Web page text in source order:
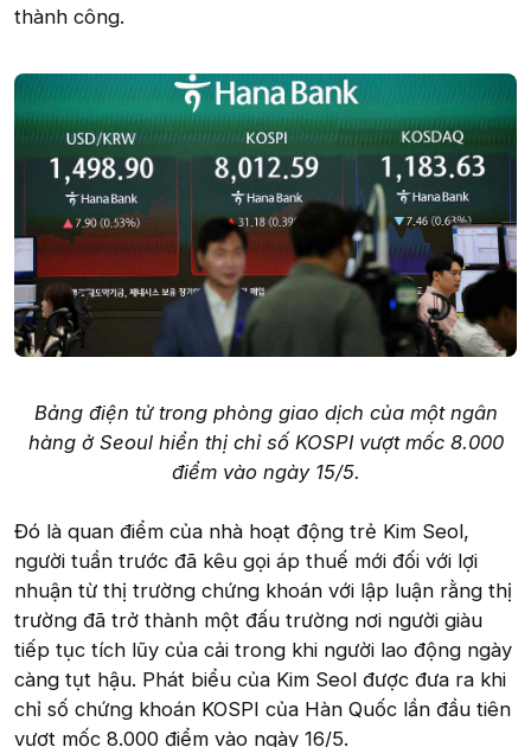
thành công.
Bảng điện tử trong phòng giao dịch của một ngân
hàng ở Seoul hiển thị chỉ số KOSPI vượt mốc 8.000
điểm vào ngày 15/5.
Đó là quan điểm của nhà hoạt động trẻ Kim Seol,
người tuần trước đã kêu gọi áp thuế mới đối với lợi
nhuận từ thị trường chứng khoán với lập luận rằng thị
trường đã trở thành một đấu trường nơi người giàu
tiếp tục tích lũy của cải trong khi người lao động ngày
càng tụt hậu. Phát biểu của Kim Seol được đưa ra khi
chỉ số chứng khoán KOSPI của Hàn Quốc lần đầu tiên
vượt mốc 8.000 điểm vào ngày 16/5.